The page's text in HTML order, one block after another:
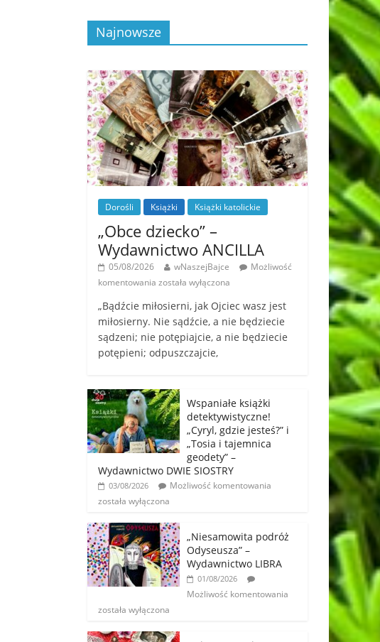
Najnowsze
Dorośli Książki Książki katolickie
„Obce dziecko” –
Wydawnictwo ANCILLA
05/08/2026 wNaszejBajce
Możliwość
komentowania została wyłączona
„Bądźcie miłosierni, jak Ojciec wasz jest
miłosierny. Nie sądźcie, a nie będziecie
sądzeni; nie potępiajcie, a nie będziecie
potępieni; odpuszczajcie,
Wspaniałe książki
detektywistyczne!
„Cyryl, gdzie jesteś?” i
„Tosia i tajemnica
geodety” –
Wydawnictwo DWIE SIOSTRY
03/08/2026
Możliwość komentowania
została wyłączona
„Niesamowita podróż
Odyseusza” –
Wydawnictwo LIBRA
01/08/2026
Możliwość komentowania
została wyłączona